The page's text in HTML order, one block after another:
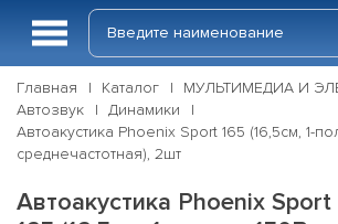
Главная Каталог
МУЛЬТИМЕДИА И
Автозвук
Динамики
Автоакустика Phoenix Sport 165 (16,5см, 1-
среднечастотная), 2шт
Автоакустика Phoenix Sport